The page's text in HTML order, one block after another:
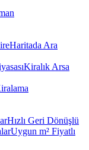
Haritada Ara
Kiralık Arsa
Hızlı Geri Dönüşlü
Uygun m² Fiyatlı